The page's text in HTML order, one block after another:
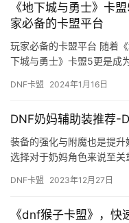
《地下城与勇士》卡
家必备的卡盟平台
玩家必备的卡盟平台 随着
下城与勇士》卡盟5更是成
DNF卡盟 2024年1月16日
DNF奶妈辅助装推荐-
装备的强化与附魔也是提
选择对于奶妈角色来说至
DNF卡盟 2023年12月27日
《dnf猴子卡盟》，